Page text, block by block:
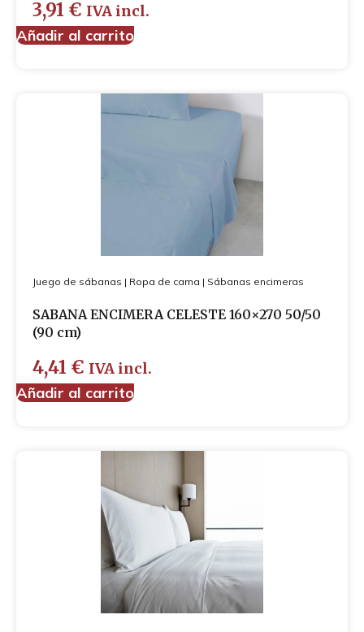
Desechables
Ortopedia y protección
Camisola
Pantalón
3,91 € IVA incl.
Añadir al carrito
Juego de sábanas | Ropa de cama | Sábanas encimeras
SABANA ENCIMERA CELESTE 160×270 50/50
(90 cm)
4,41 € IVA incl.
Añadir al carrito